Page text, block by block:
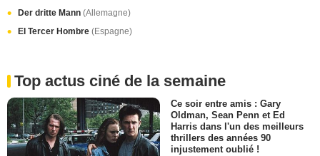
Der dritte Mann (Allemagne)
El Tercer Hombre (Espagne)
Top actus ciné de la semaine
Ce soir entre amis : Gary
Oldman, Sean Penn et Ed
Harris dans l'un des meilleurs
thrillers des années 90
injustement oublié !